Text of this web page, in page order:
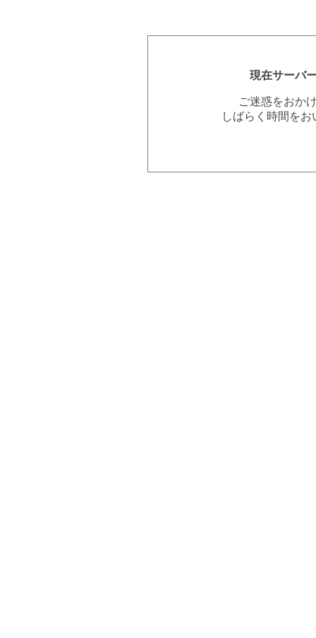
現在サーバ
ご迷惑をおか
しばらく時間を